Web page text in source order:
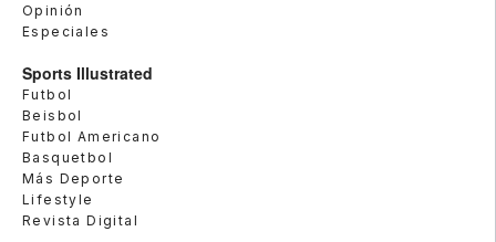
Opinión
Especiales
Sports Illustrated
Futbol
Beisbol
Futbol Americano
Basquetbol
Más Deporte
Lifestyle
Revista Digital